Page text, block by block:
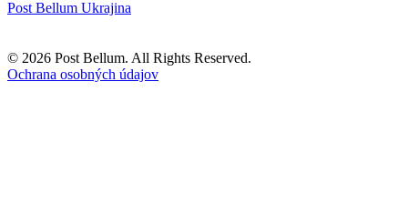
Post Bellum Ukrajina
© 2026 Post Bellum. All Rights Reserved.
Ochrana osobných údajov